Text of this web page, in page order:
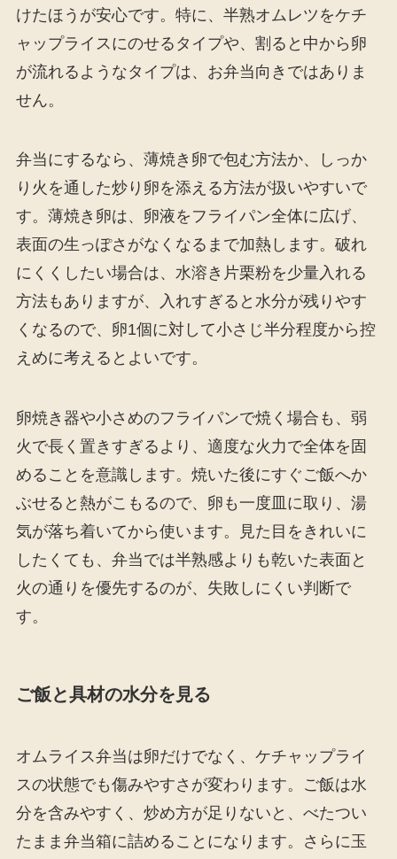
けたほうが安心です。特に、半熟オムレツをケチ
ャップライスにのせるタイプや、割ると中から卵
が流れるようなタイプは、お弁当向きではありま
せん。
弁当にするなら、薄焼き卵で包む方法か、しっか
り火を通した炒り卵を添える方法が扱いやすいで
す。薄焼き卵は、卵液をフライパン全体に広げ、
表面の生っぽさがなくなるまで加熱します。破れ
にくくしたい場合は、水溶き片栗粉を少量入れる
方法もありますが、入れすぎると水分が残りやす
くなるので、卵1個に対して小さじ半分程度から控
えめに考えるとよいです。
卵焼き器や小さめのフライパンで焼く場合も、弱
火で長く置きすぎるより、適度な火力で全体を固
めることを意識します。焼いた後にすぐご飯へか
ぶせると熱がこもるので、卵も一度皿に取り、湯
気が落ち着いてから使います。見た目をきれいに
したくても、弁当では半熟感よりも乾いた表面と
火の通りを優先するのが、失敗しにくい判断で
す。
ご飯と具材の水分を見る
オムライス弁当は卵だけでなく、ケチャップライ
スの状態でも傷みやすさが変わります。ご飯は水
分を含みやすく、炒め方が足りないと、べたつい
たまま弁当箱に詰めることになります。さらに玉